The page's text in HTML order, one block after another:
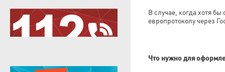
В случае, когда хотя
европротоколу через
Что нужно для